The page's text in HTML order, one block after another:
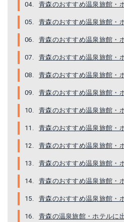
青森のおすすめ温泉旅館・
青森のおすすめ温泉旅館・
青森のおすすめ温泉旅館・
青森のおすすめ温泉旅館・
青森のおすすめ温泉旅館・
青森のおすすめ温泉旅館・
青森のおすすめ温泉旅館・
青森のおすすめ温泉旅館・
青森のおすすめ温泉旅館・
青森のおすすめ温泉旅館・
青森のおすすめ温泉旅館・
青森のおすすめ温泉旅館・
青森の温泉旅館・ホテルに